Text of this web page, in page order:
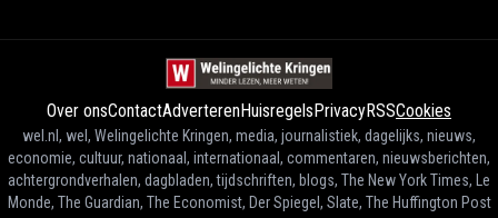
Over onsContactAdverterenHuisregelsPrivacyRSSCookies
wel.nl, wel, Welingelichte Kringen, media, journalistiek, dagelijks, nieuws,
economie, cultuur, nationaal, internationaal, commentaren, nieuwsberichten,
achtergrondverhalen, dagbladen, tijdschriften, blogs, The New York Times, Le
Monde, The Guardian, The Economist, Der Spiegel, Slate, The Huffington Post